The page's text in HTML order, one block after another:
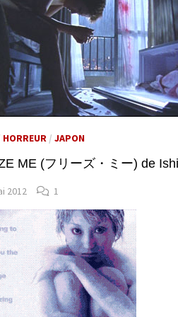
HORREUR /JAPON
ME (フリーズ・ミー) de
2012 1